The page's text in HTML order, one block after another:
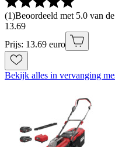
(1)Beoordeeld met 5.0 van
13.69
Prijs: 13.69 euro
Bekijk alles in vervanging